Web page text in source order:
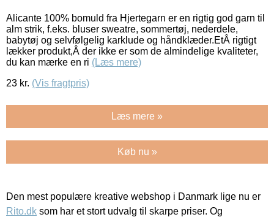
Alicante 100% bomuld fra Hjertegarn er en rigtig god garn til
alm strik, f.eks. bluser sweatre, sommertøj, nederdele,
babytøj og selvfølgelig karklude og håndklæder.EtÂ rigtigt
lækker produkt,Â der ikke er som de almindelige kvaliteter,
du kan mærke en ri (Læs mere)
23 kr. (Vis fragtpris)
Læs mere »
Køb nu »
Den mest populære kreative webshop i Danmark lige nu er
Rito.dk som har et stort udvalg til skarpe priser. Og